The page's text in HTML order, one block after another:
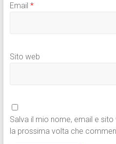
Email *
Sito web
Salva il mio nome, email e
la prossima volta che